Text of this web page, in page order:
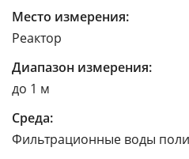
Место измерения:
Реактор
Диапазон измерения:
до 1 м
Среда:
Фильтрационные воды